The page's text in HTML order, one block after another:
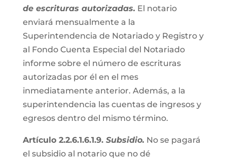
de escrituras autorizadas. El notario
enviará mensualmente a la
Superintendencia de Notariado y Registro y
al Fondo Cuenta Especial del Notariado
informe sobre el número de escrituras
autorizadas por él en el mes
inmediatamente anterior. Además, a la
superintendencia las cuentas de ingresos y
egresos dentro del mismo término.
Artículo 2.2.6.1.6.1.9. Subsidio. No se pagará
el subsidio al notario que no dé